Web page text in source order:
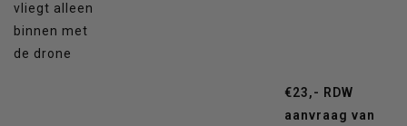
vliegt alleen
binnen met
de drone
€23,- RDW
aanvraag van